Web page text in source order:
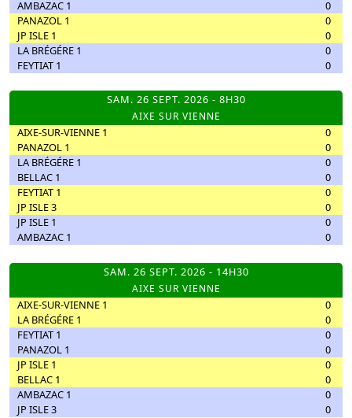
AMBAZAC 1
0
PANAZOL 1
0
JP ISLE 1
0
LA BRÉGÉRE 1
0
FEYTIAT 1
0
SAM. 26 SEPT. 2026 - 8H30
AIXE SUR VIENNE
AIXE-SUR-VIENNE 1
0
PANAZOL 1
0
LA BRÉGÉRE 1
0
BELLAC 1
0
FEYTIAT 1
0
JP ISLE 3
0
JP ISLE 1
0
AMBAZAC 1
0
SAM. 26 SEPT. 2026 - 14H30
AIXE SUR VIENNE
AIXE-SUR-VIENNE 1
0
LA BRÉGÉRE 1
0
FEYTIAT 1
0
PANAZOL 1
0
JP ISLE 1
0
BELLAC 1
0
AMBAZAC 1
0
JP ISLE 3
0